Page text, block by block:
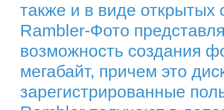
также и в виде открытых
Rambler-Фото
возможность создания
мегабайт, причем это
зарегистрированные